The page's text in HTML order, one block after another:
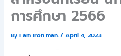
การศึกษา 2566
ByI am iron man./April 4, 2023